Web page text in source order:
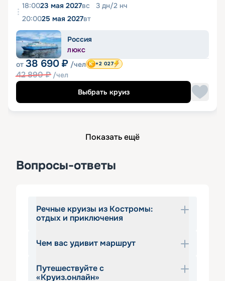
18:0023 мая 2027вс 3 дн/2 нч
20:0025 мая 2027вт
Россия
ЛЮКС
от 38 690 ₽ /чел
42 890₽ /чел
+2 027
Выбрать круиз
Показать ещё
Вопросы-ответы
Речные круизы из Костромы:
отдых и приключения
Круиз на теплоходе из Костромы  —
гостей города организовать себе
Чем вас удивит маршрут
Отправляясь от речного вокзала
Путешествуйте с
«Круиз.онлайн»